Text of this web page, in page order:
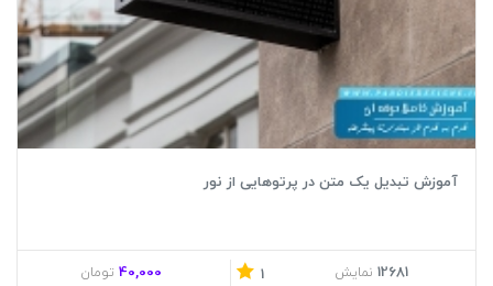
آموزش تبدیل یک متن در پرتوهایی از نور
12681 نمایش 1
40,000 تومان